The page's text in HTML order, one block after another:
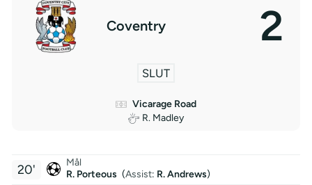
Coventry 2
SLUT
Vicarage Road
R. Madley
Mål
R. Porteous (Assist: R. Andrews)
20'